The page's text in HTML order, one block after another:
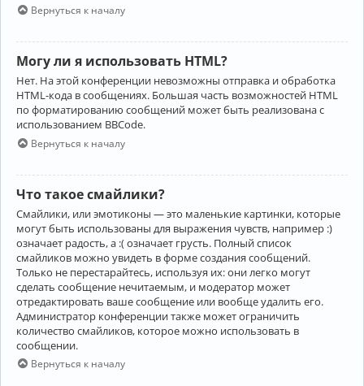
Вернуться к началу
Могу ли я использовать HTML?
Нет. На этой конференции невозможны отправка и обработка
HTML-кода в сообщениях. Большая часть возможностей HTML
по форматированию сообщений может быть реализована с
использованием BBCode.
Вернуться к началу
Что такое смайлики?
Смайлики, или эмотиконы — это маленькие картинки, которые
могут быть использованы для выражения чувств, например :)
означает радость, а :( означает грусть. Полный список
смайликов можно увидеть в форме создания сообщений.
Только не перестарайтесь, используя их: они легко могут
сделать сообщение нечитаемым, и модератор может
отредактировать ваше сообщение или вообще удалить его.
Администратор конференции также может ограничить
количество смайликов, которое можно использовать в
сообщении.
Вернуться к началу